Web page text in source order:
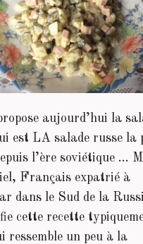
aujourd’hui la
est LA salade russe la
l’ère soviétique …
Français expatrié à
dans le Sud de la
cette recette
ressemble un peu à la